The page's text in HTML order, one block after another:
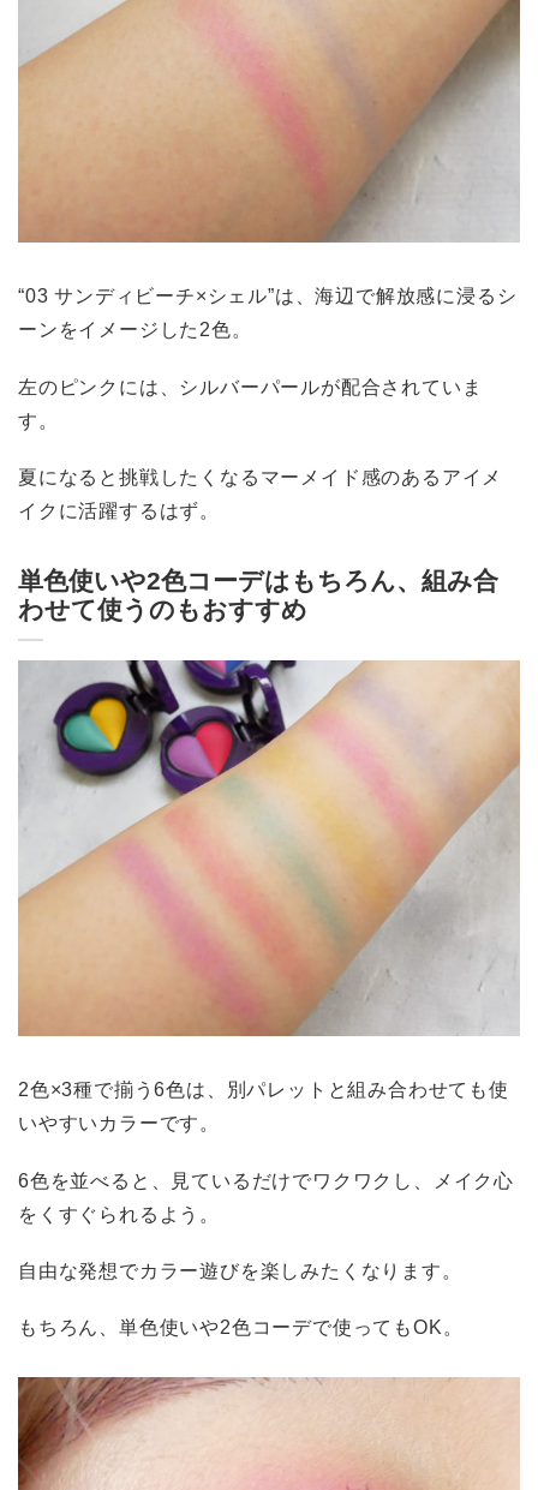
“03 サンディビーチ×シェル”は、海辺で解放感に浸るシ
ーンをイメージした2色。
左のピンクには、シルバーパールが配合されていま
す。
夏になると挑戦したくなるマーメイド感のあるアイメ
イクに活躍するはず。
単色使いや2色コーデはもちろん、組み合
わせて使うのもおすすめ
2色×3種で揃う6色は、別パレットと組み合わせても使
いやすいカラーです。
6色を並べると、見ているだけでワクワクし、メイク心
をくすぐられるよう。
自由な発想でカラー遊びを楽しみたくなります。
もちろん、単色使いや2色コーデで使ってもOK。